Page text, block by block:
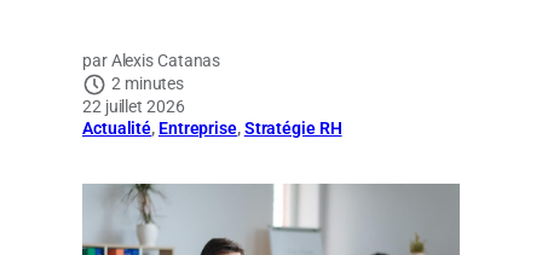
Alexis Catanas
2 minutes
22 juillet 2026
Actualité, Entreprise, Stratégie RH